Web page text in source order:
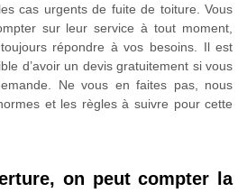
cas urgents de fuite de toiture. Vous
sur leur service à tout moment,
répondre à vos besoins. Il est
d’avoir un devis gratuitement si vous
Ne vous en faites pas, nous
et les règles à suivre pour cette
on peut compter la